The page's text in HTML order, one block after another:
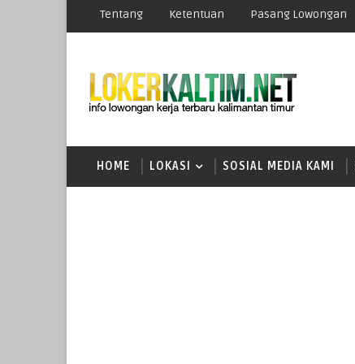
Tentang Ketentuan Pasang Lowongan
HOME LOKASI SOSIAL MEDIA KAMI